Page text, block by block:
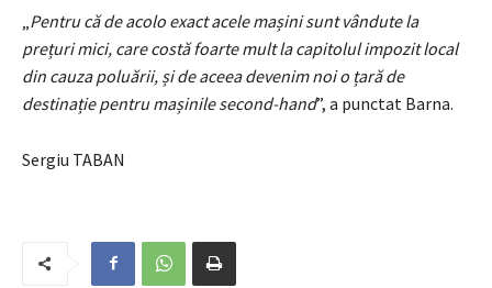
Pentru că de acolo exact acele mașini sunt vândute la
prețuri mici, care costă foarte mult la capitolul impozit local
din cauza poluării, și de aceea devenim noi o țară de
destinație pentru mașinile second-hand”, a punctat Barna.
Sergiu TABAN